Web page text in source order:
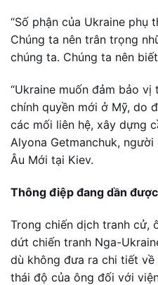
“Số phận của Ukraine phụ
Chúng ta nên trân trọng
chúng ta. Chúng ta nên
“Ukraine muốn đảm bảo
chính quyền mới ở Mỹ, do
các mối liên hệ, xây dựng
Alyona Getmanchuk,
Âu Mới tại Kiev.
Thông điệp đang dần
Trong chiến dịch tranh cử,
dứt chiến tranh Nga-
dù không đưa ra chi tiết
thái độ của ông đối với